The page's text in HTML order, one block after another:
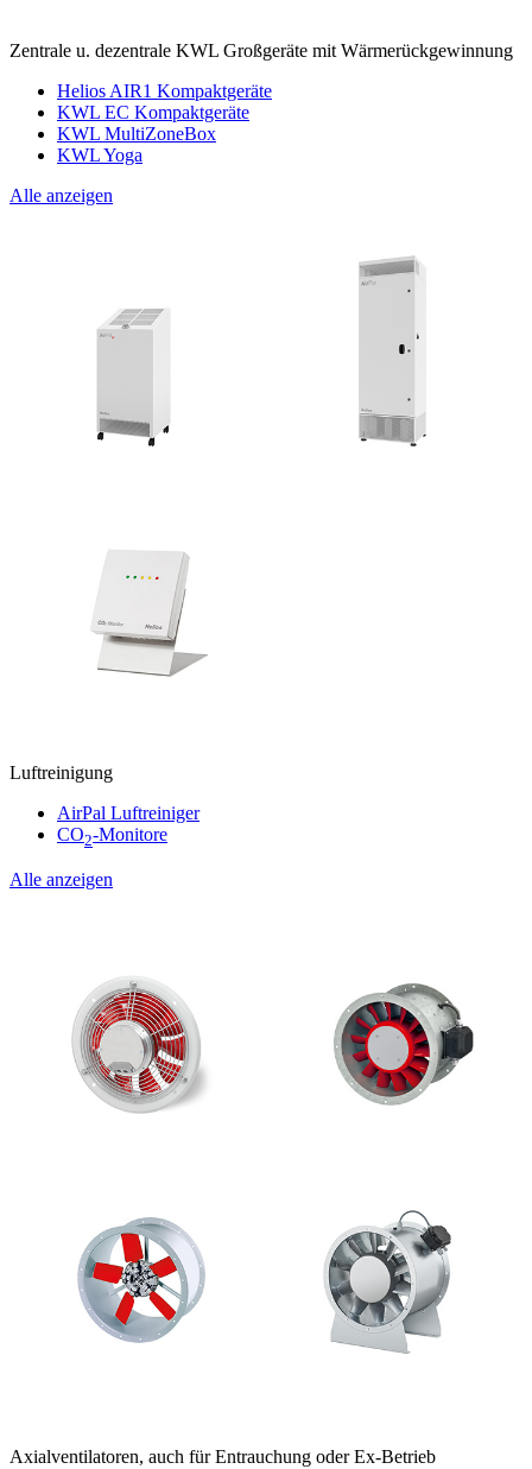
Zentrale u. dezentrale KWL Großgeräte mit Wärmerückgewinnung
Helios AIR1 Kompaktgeräte
KWL EC Kompaktgeräte
KWL MultiZoneBox
KWL Yoga
Alle anzeigen
Luftreinigung
AirPal Luftreiniger
CO2-Monitore
Alle anzeigen
Axialventilatoren, auch für Entrauchung oder Ex-Betrieb